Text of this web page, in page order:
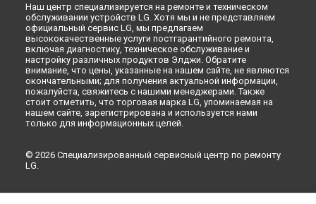
Наш центр специализируется на ремонте и техническом
обслуживании устройств LG. Хотя мы и не представляем
официальный сервис LG, мы предлагаем
высококачественные услуги постгарантийного ремонта,
включая диагностику, техническое обслуживание и
настройку различных продуктов Элджи. Обратите
внимание, что цены, указанные на нашем сайте, не являются
окончательными; для получения актуальной информации,
пожалуйста, свяжитесь с нашими менеджерами. Также
стоит отметить, что торговая марка LG, упоминаемая на
нашем сайте, зарегистрирована и используется нами
только для информационных целей.
© 2026 Специализированный сервисный центр по ремонту
LG.